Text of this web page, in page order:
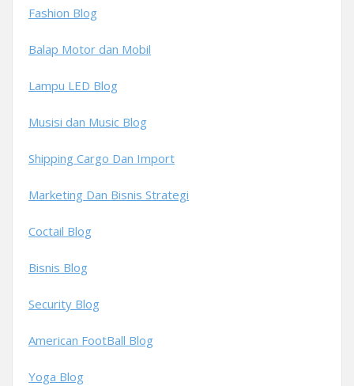
Fashion Blog
Balap Motor dan Mobil
Lampu LED Blog
Musisi dan Music Blog
Shipping Cargo Dan Import
Marketing Dan Bisnis Strategi
Coctail Blog
Bisnis Blog
Security Blog
American FootBall Blog
Yoga Blog